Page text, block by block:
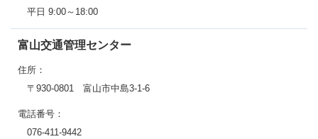
平日 9:00～18:00
富山交通管理センター
住所：
〒930-0801 富山市中島3-1-6
電話番号：
076-411-9442